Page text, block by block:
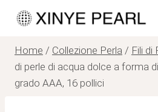
Salta
contenuto
Home / Collezione Perla / Fili di
di perle di acqua dolce a forma
grado AAA, 16 pollici